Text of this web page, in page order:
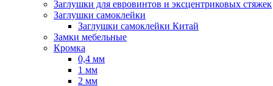
Заглушки для евровинтов и эксцентриковых стяжек
Заглушки самоклейки
Заглушки самоклейки Китай
Замки мебельные
Кромка
0,4 мм
1 мм
2 мм